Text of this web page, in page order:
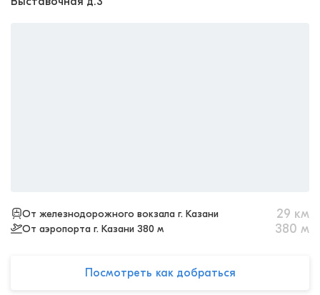
От железнодорожного вокзала г. Казани 29 км
От аэропорта г. Казани 380 м 380 м
Посмотреть как добраться